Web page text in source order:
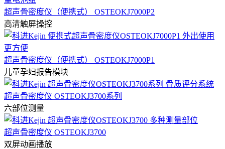
超声骨密度仪（便携式） OSTEOKJ7000P2
高清触屏操控
超声骨密度仪（便携式） OSTEOKJ7000P1
儿童孕妇报告模块
超声骨密度仪 OSTEOKJ3700系列
六部位测量
超声骨密度仪 OSTEOKJ3700
双屏动画播放